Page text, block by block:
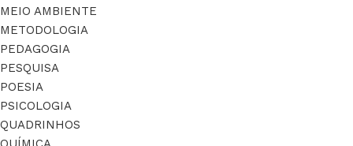
MEIO AMBIENTE
METODOLOGIA
PEDAGOGIA
PESQUISA
POESIA
PSICOLOGIA
QUADRINHOS